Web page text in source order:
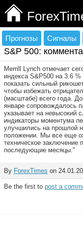
Прогнозы Сигналы
S&P 500:
Merrill Lynch отмечает
индекса S&P500 на 3.6
показать сильный
чтобы избежать
(масштабе) всего года.
январе сопровождалось
указывает на невысокий
индикаторы моментума
улучшились на прошлой
положении. Мы все еще
техническое
последующие месяцы."
By ForexTimes on
Be the first to post a